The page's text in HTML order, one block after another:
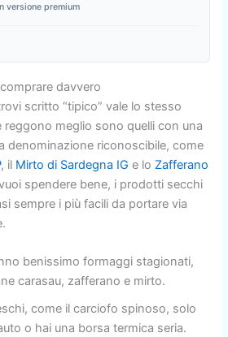
versione premium
davvero
scritto “tipico” vale lo stesso
meglio sono quelli con una
denominazione riconoscibile, come
, il Mirto di Sardegna IG e lo Zafferano
spendere bene, i prodotti secchi
sempre i più facili da portare via
benissimo formaggi stagionati,
carasau, zafferano e mirto.
come il carciofo spinoso, solo
o hai una borsa termica seria.